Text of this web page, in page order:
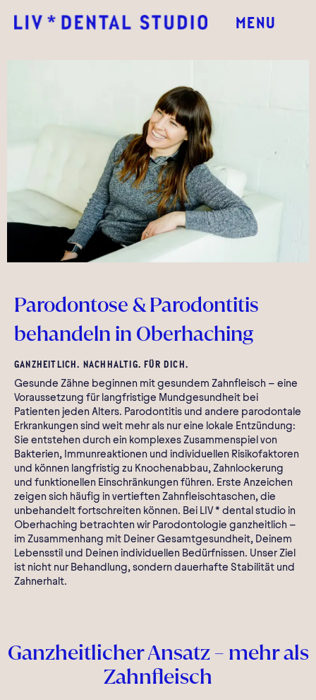
MENU
Parodontose & Parodontitis
behandeln in Oberhaching
GANZHEITLICH. NACHHALTIG. FÜR DICH.
Gesunde Zähne beginnen mit gesundem Zahnfleisch – eine
Voraussetzung für langfristige Mundgesundheit bei
Patienten jeden Alters. Parodontitis und andere parodontale
Erkrankungen sind weit mehr als nur eine lokale Entzündung:
Sie entstehen durch ein komplexes Zusammenspiel von
Bakterien, Immunreaktionen und individuellen Risikofaktoren
und können langfristig zu Knochenabbau, Zahnlockerung
und funktionellen Einschränkungen führen. Erste Anzeichen
zeigen sich häufig in vertieften Zahnfleischtaschen, die
unbehandelt fortschreiten können. Bei LIV * dental studio in
Oberhaching betrachten wir Parodontologie ganzheitlich –
im Zusammenhang mit Deiner Gesamtgesundheit, Deinem
Lebensstil und Deinen individuellen Bedürfnissen. Unser Ziel
ist nicht nur Behandlung, sondern dauerhafte Stabilität und
Zahnerhalt.
Ganzheitlicher Ansatz – mehr als
Zahnfleisch